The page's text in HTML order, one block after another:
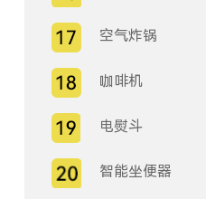
空气炸锅
咖啡机
电熨斗
智能坐便器